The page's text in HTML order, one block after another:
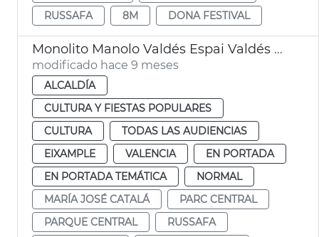
RUSSAFA
8M DONA FESTIVAL
Monolito Manolo Valdés Espai Valdés València
modificado hace 9 meses
ALCALDÍA
CULTURA Y FIESTAS POPULARES
CULTURA
TODAS LAS AUDIENCIAS
EIXAMPLE
VALENCIA
EN PORTADA
EN PORTADA TEMÁTICA
NORMAL
MARÍA JOSÉ CATALÁ
PARC CENTRAL
PARQUE CENTRAL
RUSSAFA